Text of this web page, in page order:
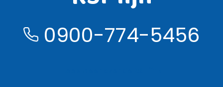
0900-774-5456